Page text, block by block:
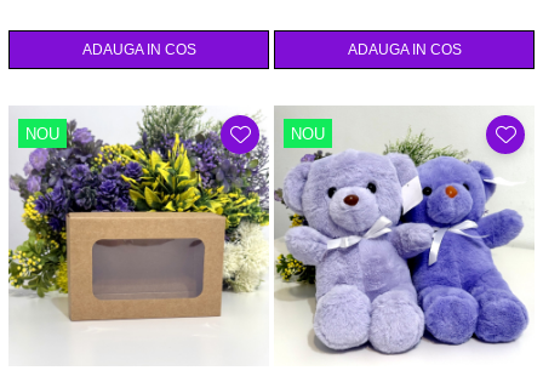
ADAUGA IN COS ADAUGA IN COS
NOU NOU